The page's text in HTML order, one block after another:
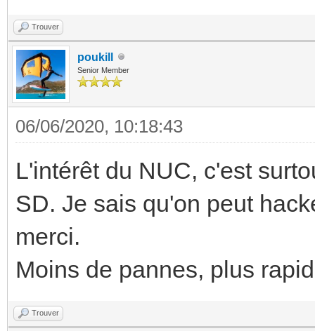
Trouver
poukill
Senior Member
06/06/2020, 10:18:43
L'intérêt du NUC, c'est
SD. Je sais qu'on peut
merci.
Moins de pannes, plus
Trouver